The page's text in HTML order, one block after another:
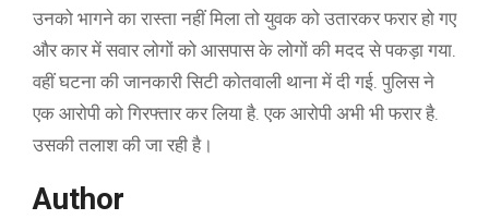
उनको भागने का रास्ता नहीं मिला तो युवक को उतारकर फरार हो गए
और कार में सवार लोगों को आसपास के लोगों की मदद से पकड़ा गया.
वहीं घटना की जानकारी सिटी कोतवाली थाना में दी गई. पुलिस ने
एक आरोपी को गिरफ्तार कर लिया है. एक आरोपी अभी भी फरार है.
उसकी तलाश की जा रही है।
Author